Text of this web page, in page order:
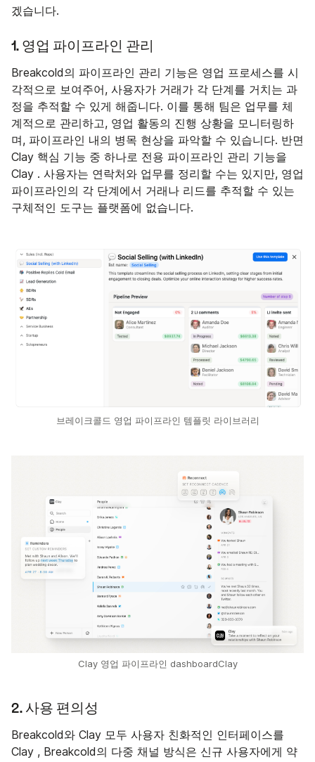
겠습니다.
1. 영업 파이프라인 관리
Breakcold의 파이프라인 관리 기능은 영업 프로세스를 시
각적으로 보여주어, 사용자가 거래가 각 단계를 거치는 과
정을 추적할 수 있게 해줍니다. 이를 통해 팀은 업무를 체
계적으로 관리하고, 영업 활동의 진행 상황을 모니터링하
며, 파이프라인 내의 병목 현상을 파악할 수 있습니다. 반면
Clay 핵심 기능 중 하나로 전용 파이프라인 관리 기능을
Clay . 사용자는 연락처와 업무를 정리할 수는 있지만, 영업
파이프라인의 각 단계에서 거래나 리드를 추적할 수 있는
구체적인 도구는 플랫폼에 없습니다.
브레이크콜드 영업 파이프라인 템플릿 라이브러리
Clay 영업 파이프라인 dashboardClay
2. 사용 편의성
Breakcold와 Clay 모두 사용자 친화적인 인터페이스를
Clay , Breakcold의 다중 채널 방식은 신규 사용자에게 약